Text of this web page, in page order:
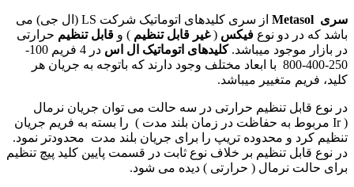
سری Metasol از سری کلیدهای اتوماتیک شرکت LS (ال جی) می
باشد که در دو نوع فیکس (غیر قابل تنظیم ) و قابل تنظیم حرارتی
در بازار موجود میباشد.کلیدهای اتوماتیک ال اس
در 4 فریم 100-
250-400-800 با ابعاد مختلف وجود دارند که باتوجه به جریان هر
کلید، فریم متغییر میباشد.
در نوع قابل تنظیم حرارتی در سه حالت می توان جریان نرمال
(
Ir مربوط به حفاظت در زمان بلند مدت ) را بسته به فریم جریان
تنظیم کرد و محدوده تریپ را برای جریان بلند مدت محدودتر نمود.
در نوع قابل تنظیم بر خلاف نوع ثابت در قسمت پایین کلید پیچ تنظیم
برای حالت نرمال ( حرارتی ) دیده می شود.